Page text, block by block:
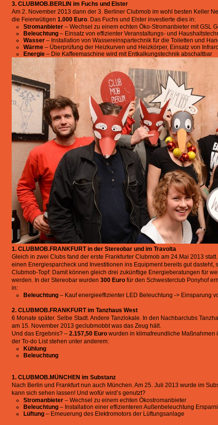
3. CLUBMOB.BERLIN im Fuchs und Elster
Am 2. November 2013 dann der 3. Berliner Clubmob im wohl besten Keller
die Feierwütigen 1.000 Euro. Das Fuchs und Elster investierte dies in:
Stromanbieter – Wechsel zu einem echten Öko-Stromanbieter mit GSL
Beleuchtung – Einsatz von effizienter Veranstaltungs- und
Wasser – Installation von Wassereinspartechnik für die Toiletten und
Wärme – Überprüfung der Heizkurven und Heizkörper, Einsatz von
Energie – Die Kaffeemaschine wird mit Entkalkungstechnik abschaltbar
1. CLUBMOB.FRANKFURT in der Stereobar und im Travolta
Gleich in zwei Clubs fand der erste Frankfurter Clubmob am 24.Mai 2013
einen Energiesparcheck und Investitionen ins Equipment bereits gut dasteht,
Clubmob-Topf: Damit können gleich drei zukünftige Energieberatungen für
werden. In der Stereobar wurden 300 Euro für den Schwesterclub Ponyhof
in:
Beleuchtung – Kauf energieeffizienter LED Beleuchtung -> Einsparung
2. CLUBMOB.FRANKFURT im Tanzhaus West
6 Monate später. Selbe Stadt. Andere Tanzlokale. In den Nachbarclubs
am 15. November 2013 geclubmobbt was das Zeug hält.
Und das Ergebnis? – 2.157,50 Euro wurden in klimafreundliche Maßnahmen
der To-do List stehen unter anderem:
Kühlung
Beleuchtung
1. CLUBMOB.MÜNCHEN im Substanz
Nach Berlin und Frankfurt nun auch München. Am 25. Juli 2013 wurde im
kann sich sehen lassen! Und wofür wird’s genutzt?
Stromanbieter – Wechsel zu einem echten Ökostromanbieter
Beleuchtung – Installation einer effizienteren Außenbeleuchtung
Lüftung – Erneuerung des Elektromotors der Lüftungsanlage